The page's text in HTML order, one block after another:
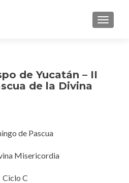
MENU
de Yucatán – II
de la Divina
de Pascua
Misericordia
Ciclo C